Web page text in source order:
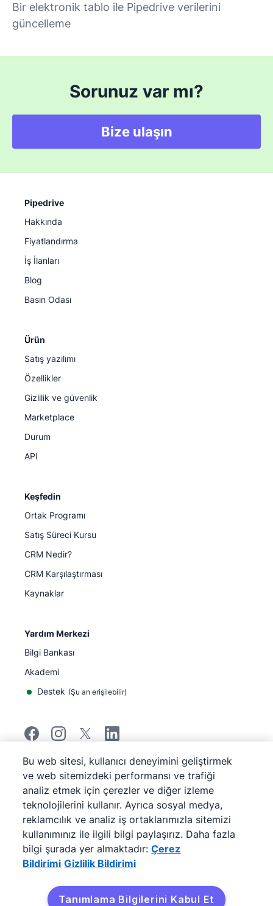
Bir elektronik tablo ile Pipedrive verilerini
güncelleme
Sorunuz var mı?
Bize ulaşın
Pipedrive
Hakkında
Fiyatlandırma
İş İlanları
Blog
Basın Odası
Ürün
Satış yazılımı
Özellikler
Gizlilik ve güvenlik
Marketplace
Durum
API
Keşfedin
Ortak Programı
Satış Süreci Kursu
CRM Nedir?
CRM Karşılaştırması
Kaynaklar
Yardım Merkezi
Bilgi Bankası
Akademi
Destek (Şu an erişilebilir)
© 2026Pipedrive
Pipedrive
Hizmet Koşulları
Pipedrive
Gizlilik Bildirimi
Site haritası
Çerez Bildirimi
Çerez Tercihleri
Pipedrive Web Tabanlı Bir Satış CRM'idir.
Bu web sitesi, kullanıcı deneyimini geliştirmek
ve web sitemizdeki performansı ve trafiği
analiz etmek için çerezler ve diğer izleme
teknolojilerini kullanır. Ayrıca sosyal medya,
reklamcılık ve analiz iş ortaklarımızla sitemizi
kullanımınız ile ilgili bilgi paylaşırız. Daha fazla
bilgi şurada yer almaktadır: Çerez
Bildirimi Gizlilik Bildirimi
Tanımlama Bilgilerini Kabul Et